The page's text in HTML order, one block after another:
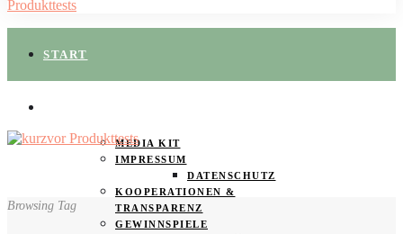
START
MEDIA KIT
IMPRESSUM
DATENSCHUTZ
KOOPERATIONEN &
TRANSPARENZ
GEWINNSPIELE
Browsing Tag